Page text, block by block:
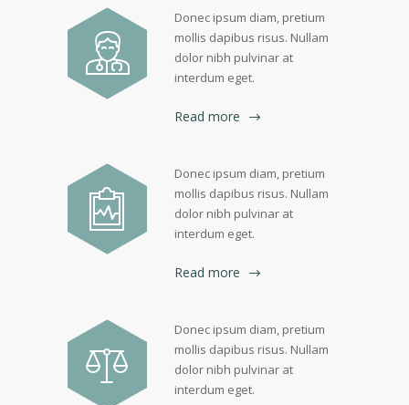
Donec ipsum diam, pretium
mollis dapibus risus. Nullam
dolor nibh pulvinar at
interdum eget.
Read more
Donec ipsum diam, pretium
mollis dapibus risus. Nullam
dolor nibh pulvinar at
interdum eget.
Read more
Donec ipsum diam, pretium
mollis dapibus risus. Nullam
dolor nibh pulvinar at
interdum eget.